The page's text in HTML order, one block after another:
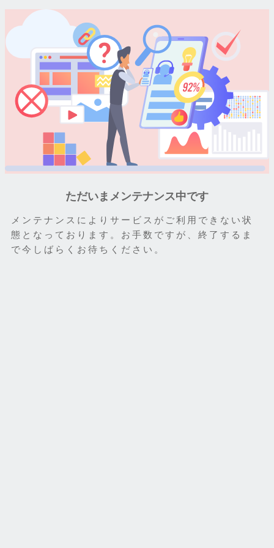
ただいまメンテナンス中です
メンテナンスによりサービスがご利用できない状
態となっております。お手数ですが、終了するま
で今しばらくお待ちください。